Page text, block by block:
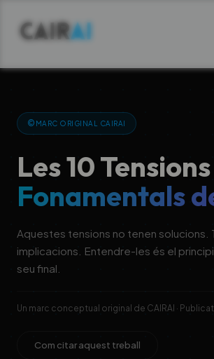
© MARC ORIGINAL CAIRAI
Les 10 Tensions
Fonamentals
Aquestes tensions no tenen solucions.
implicacions. Entendre-les és el
seu final.
Un marc conceptual original de CAIRAI ·
Com citar aquest treball